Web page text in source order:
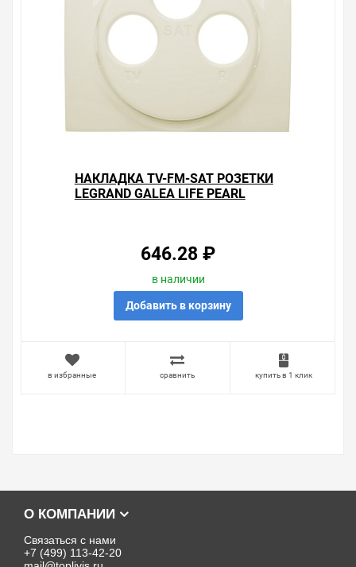
НАКЛАДКА TV-FM-SAT РОЗЕТКИ
LEGRAND GALEA LIFE PEARL
646.28 ₽
в наличии
Добавить в корзину
в избранные сравнить купить в 1 клик
О КОМПАНИИ
Связаться с нами
+7 (499) 113-42-20